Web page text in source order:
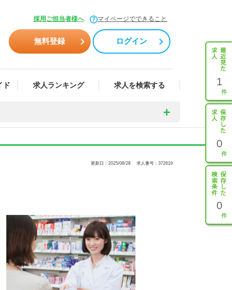
採用ご担当者様へ マイページでできること
無料登録 ログイン
ド 求人ランキング 求人を検索する 1
0
0
更新日：2025/08/28 求人番号：372619